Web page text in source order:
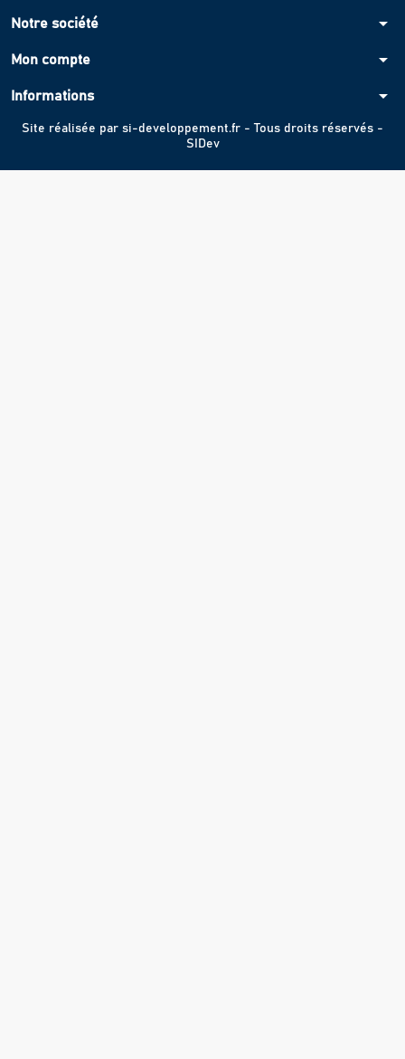
Notre société arrow_drop_down
Mon compte arrow_drop_down
Informations arrow_drop_down
Site réalisée par si-developpement.fr - Tous droits réservés -
SIDev